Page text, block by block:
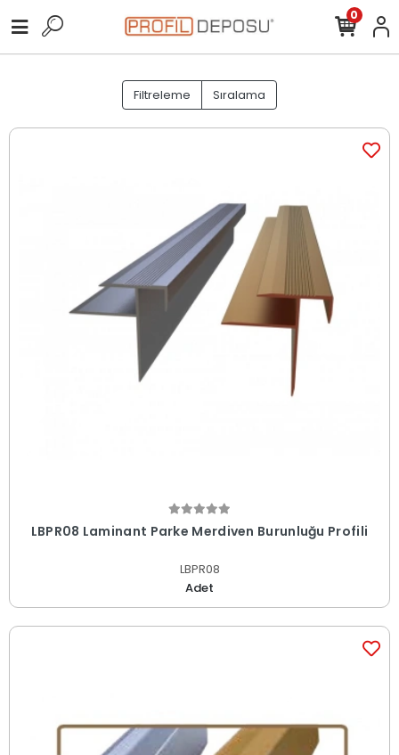
0
Filtreleme Sıralama
LBPR08 Laminant Parke Merdiven Burunluğu Profili
LBPR08
Adet